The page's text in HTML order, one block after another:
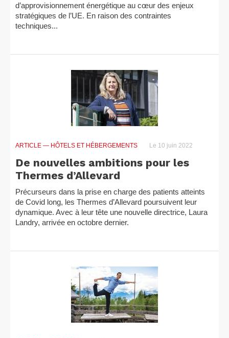
d’approvisionnement énergétique au cœur des enjeux
stratégiques de l’UE. En raison des contraintes
techniques...
ARTICLE — HÔTELS ET HÉBERGEMENTS Le 10 juin 2022
De nouvelles ambitions pour les
Thermes d’Allevard
Précurseurs dans la prise en charge des patients atteints
de Covid long, les Thermes d’Allevard poursuivent leur
dynamique. Avec à leur tête une nouvelle directrice, Laura
Landry, arrivée en octobre dernier.